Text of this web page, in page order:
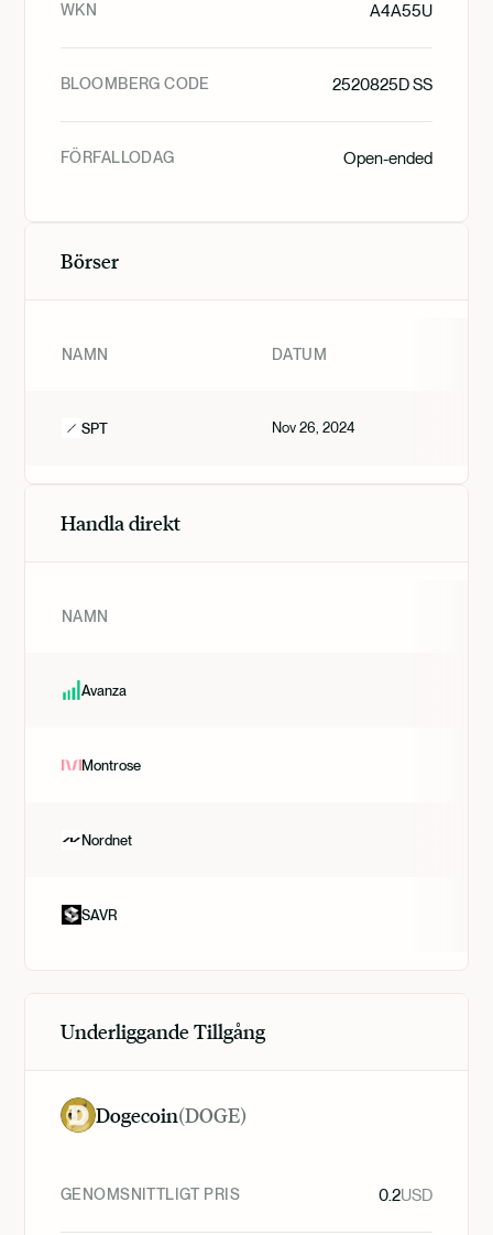
WKN A4A55U
BLOOMBERG CODE 2520825D SS
FÖRFALLODAG Open-ended
Börser
NAMN DATUM
SPT Nov 26, 2024
Handla direkt
NAMN
Avanza
Montrose
Nordnet
SAVR
Underliggande Tillgång
Dogecoin(DOGE)
GENOMSNITTLIGT PRIS 0.2USD